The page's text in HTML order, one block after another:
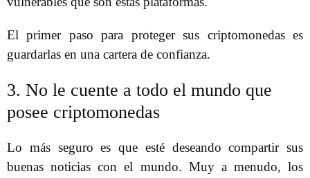
El primer paso para proteger sus criptomonedas es
guardarlas en una cartera de confianza.
3. No le cuente a todo el mundo que
posee criptomonedas
Lo más seguro es que esté deseando compartir sus
buenas noticias con el mundo. Muy a menudo, los